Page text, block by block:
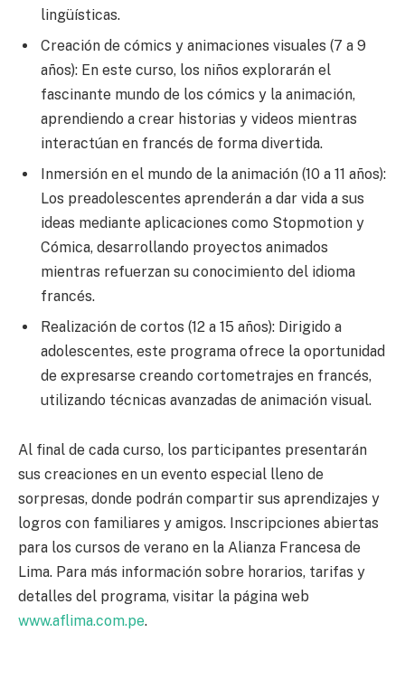
lingüísticas.
Creación de cómics y animaciones visuales (7 a 9
años): En este curso, los niños explorarán el
fascinante mundo de los cómics y la animación,
aprendiendo a crear historias y videos mientras
interactúan en francés de forma divertida.
Inmersión en el mundo de la animación (10 a 11 años):
Los preadolescentes aprenderán a dar vida a sus
ideas mediante aplicaciones como Stopmotion y
Cómica, desarrollando proyectos animados
mientras refuerzan su conocimiento del idioma
francés.
Realización de cortos (12 a 15 años): Dirigido a
adolescentes, este programa ofrece la oportunidad
de expresarse creando cortometrajes en francés,
utilizando técnicas avanzadas de animación visual.
Al final de cada curso, los participantes presentarán
sus creaciones en un evento especial lleno de
sorpresas, donde podrán compartir sus aprendizajes y
logros con familiares y amigos. Inscripciones abiertas
para los cursos de verano en la Alianza Francesa de
Lima. Para más información sobre horarios, tarifas y
detalles del programa, visitar la página web
www.aflima.com.pe.